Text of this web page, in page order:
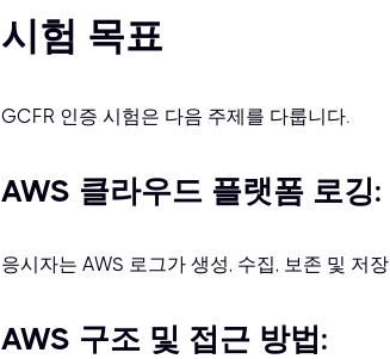
시험 목표
GCFR 인증 시험은 다음 주제를 다룹니다.
AWS 클라우드 플랫폼 로깅:
응시자는 AWS 로그가 생성, 수집, 보존 및 저
AWS 구조 및 접근 방법: